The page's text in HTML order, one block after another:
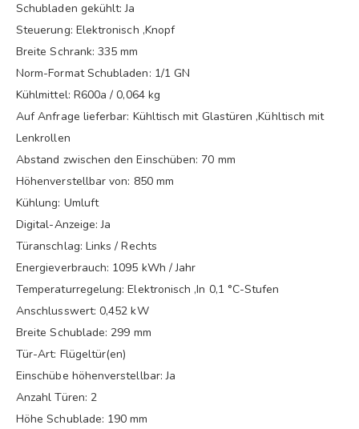
Schubladen gekühlt: Ja
Steuerung: Elektronisch ,Knopf
Breite Schrank: 335 mm
Norm-Format Schubladen: 1/1 GN
Kühlmittel: R600a / 0,064 kg
Auf Anfrage lieferbar: Kühltisch mit Glastüren ,Kühltisch mit
Lenkrollen
Abstand zwischen den Einschüben: 70 mm
Höhenverstellbar von: 850 mm
Kühlung: Umluft
Digital-Anzeige: Ja
Türanschlag: Links / Rechts
Energieverbrauch: 1095 kWh / Jahr
Temperaturregelung: Elektronisch ,In 0,1 °C-Stufen
Anschlusswert: 0,452 kW
Breite Schublade: 299 mm
Tür-Art: Flügeltür(en)
Einschübe höhenverstellbar: Ja
Anzahl Türen: 2
Höhe Schublade: 190 mm